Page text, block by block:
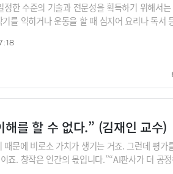
한 수준의 기술과 전문성을 획득하기 위해서
를 익히거나 운동을 할 때 심지어 요리나 독서
이 좌우하는 창조와 혁신이라는 분야에서도 이
문의 경우 양과 질은 비례관계에 있다거나 그 반
의 예술가와 일생일대의 한두 작품만을 남긴
있을까.작가들로선 창작의 ‘
를 할 수 없다.” (김재인 교수)
문에 비로소 가치가 생기는 거죠. 그런데 평가
죠. 창작은 인간의 몫입니다.”“AI판사가 더 공